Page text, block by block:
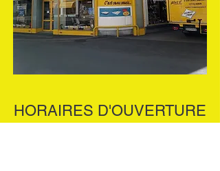
HORAIRES D'OUVERTURE